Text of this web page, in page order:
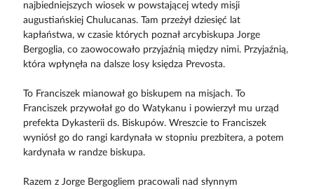
najbiedniejszych wiosek w powstającej wtedy misji
augustiańskiej Chulucanas. Tam przeżył dziesięć lat
kapłaństwa, w czasie których poznał arcybiskupa Jorge
Bergoglia, co zaowocowało przyjaźnią między nimi. Przyjaźnią,
która wpłynęła na dalsze losy księdza Prevosta.
To Franciszek mianował go biskupem na misjach. To
Franciszek przywołał go do Watykanu i powierzył mu urząd
prefekta Dykasterii ds. Biskupów. Wreszcie to Franciszek
wyniósł go do rangi kardynała w stopniu prezbitera, a potem
kardynała w randze biskupa.
Razem z Jorge Bergogliem pracowali nad słynnym